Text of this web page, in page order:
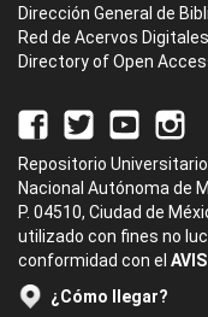
Dirección General de
Red de Acervos Digitales
Directory of Open
Repositorio
Nacional Autónoma de
P. 04510, Ciudad de
utilizado con fines no
conformidad con el
¿Cómo llegar?